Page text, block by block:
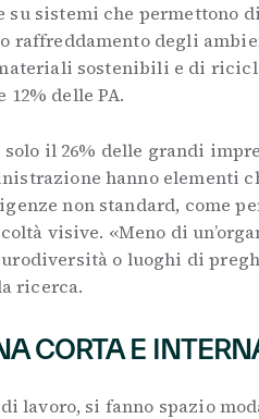
sistemi che permettono
raffreddamento degli
sostenibili e di
12% delle PA.
il 26% delle grandi
hanno elementi
non standard, come
visive. «Meno di
o luoghi di
ricerca.
CORTA E
lavoro, si fanno spazio